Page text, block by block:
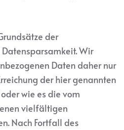
der
Wir
Daten daher nur
der hier genannten
wie es die vom
vielfältigen
Nach Fortfall des